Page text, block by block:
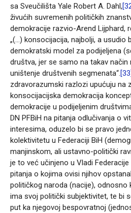
sa Sveučilišta Yale Robert A. Dahl,
živućih suvremenih političkih
demokracije razvio-Arend Lijphard,
„(…) konsocijacija, najbolji, a usudio
demokratski model za podijeljena
društva, jer se samo na takav
uništenje društvenih segmenata“. [33]
zdravorazumski razlozi upućuju na
konsocijacijska demokracija
demokracije u podijeljenim
DN PFBiH na pitanja odlučivanja o
interesima, oduzelo bi se pravo
kolektivitetu u Federaciji BiH
manjinskom, ali ustavno-politički
je to već učinjeno u Vladi
pitanja o kojima ovisi njihov
političkog naroda (nacije), odnosno
ima svoj politički subjektivitet, te bi
put ka njegovoj bespovratnoj